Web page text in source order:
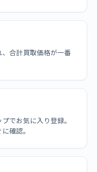
合計買取価格が一番
でお気に入り登録。
確認。